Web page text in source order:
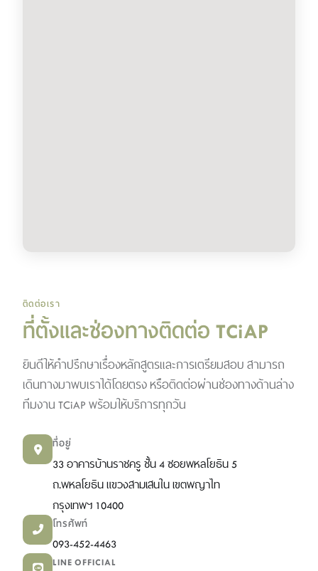
ติดต่อเรา
ที่ตั้งและช่องทางติดต่อ TCiAP
ยินดีให้คำปรึกษาเรื่องหลักสูตรและการเตรียมสอบ สามารถ
เดินทางมาพบเราได้โดยตรง หรือติดต่อผ่านช่องทางด้านล่าง
ทีมงาน TCiAP พร้อมให้บริการทุกวัน
ที่อยู่
33 อาคารบ้านราชครู ชั้น 4 ซอยพหลโยธิน 5
ถ.พหลโยธิน แขวงสามเสนใน เขตพญาไท
กรุงเทพฯ 10400
โทรศัพท์
093-452-4463
LINE OFFICIAL